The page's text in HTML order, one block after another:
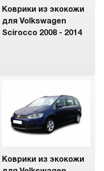
Коврики из экокожи
для Volkswagen
Scirocco 2008 - 2014
Коврики из экокожи